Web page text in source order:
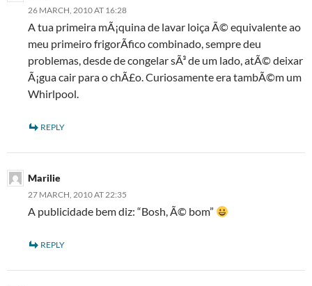
26 MARCH, 2010 AT 16:28
A tua primeira mÃ¡quina de lavar loiça Ã© equivalente ao
meu primeiro frigorÃ­fico combinado, sempre deu
problemas, desde de congelar sÃ³ de um lado, atÃ© deixar
Ã¡gua cair para o chÃ£o. Curiosamente era tambÃ©m um
Whirlpool.
REPLY
Marilie
27 MARCH, 2010 AT 22:35
A publicidade bem diz: “Bosh, Ã© bom”
REPLY